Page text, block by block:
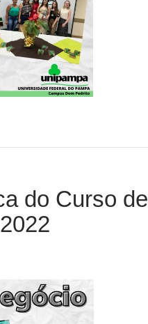
do Curso de